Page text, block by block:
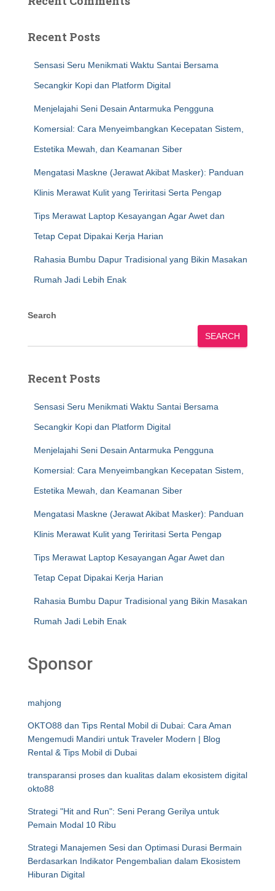
Recent Posts
Sensasi Seru Menikmati Waktu Santai Bersama
Secangkir Kopi dan Platform Digital
Menjelajahi Seni Desain Antarmuka Pengguna
Komersial: Cara Menyeimbangkan Kecepatan Sistem,
Estetika Mewah, dan Keamanan Siber
Mengatasi Maskne (Jerawat Akibat Masker): Panduan
Klinis Merawat Kulit yang Teriritasi Serta Pengap
Tips Merawat Laptop Kesayangan Agar Awet dan
Tetap Cepat Dipakai Kerja Harian
Rahasia Bumbu Dapur Tradisional yang Bikin Masakan
Rumah Jadi Lebih Enak
Search
SEARCH
Recent Posts
Sensasi Seru Menikmati Waktu Santai Bersama
Secangkir Kopi dan Platform Digital
Menjelajahi Seni Desain Antarmuka Pengguna
Komersial: Cara Menyeimbangkan Kecepatan Sistem,
Estetika Mewah, dan Keamanan Siber
Mengatasi Maskne (Jerawat Akibat Masker): Panduan
Klinis Merawat Kulit yang Teriritasi Serta Pengap
Tips Merawat Laptop Kesayangan Agar Awet dan
Tetap Cepat Dipakai Kerja Harian
Rahasia Bumbu Dapur Tradisional yang Bikin Masakan
Rumah Jadi Lebih Enak
Sponsor
mahjong
OKTO88 dan Tips Rental Mobil di Dubai: Cara Aman
Mengemudi Mandiri untuk Traveler Modern | Blog
Rental & Tips Mobil di Dubai
transparansi proses dan kualitas dalam ekosistem digital
okto88
Strategi "Hit and Run": Seni Perang Gerilya untuk
Pemain Modal 10 Ribu
Strategi Manajemen Sesi dan Optimasi Durasi Bermain
Berdasarkan Indikator Pengembalian dalam Ekosistem
Hiburan Digital